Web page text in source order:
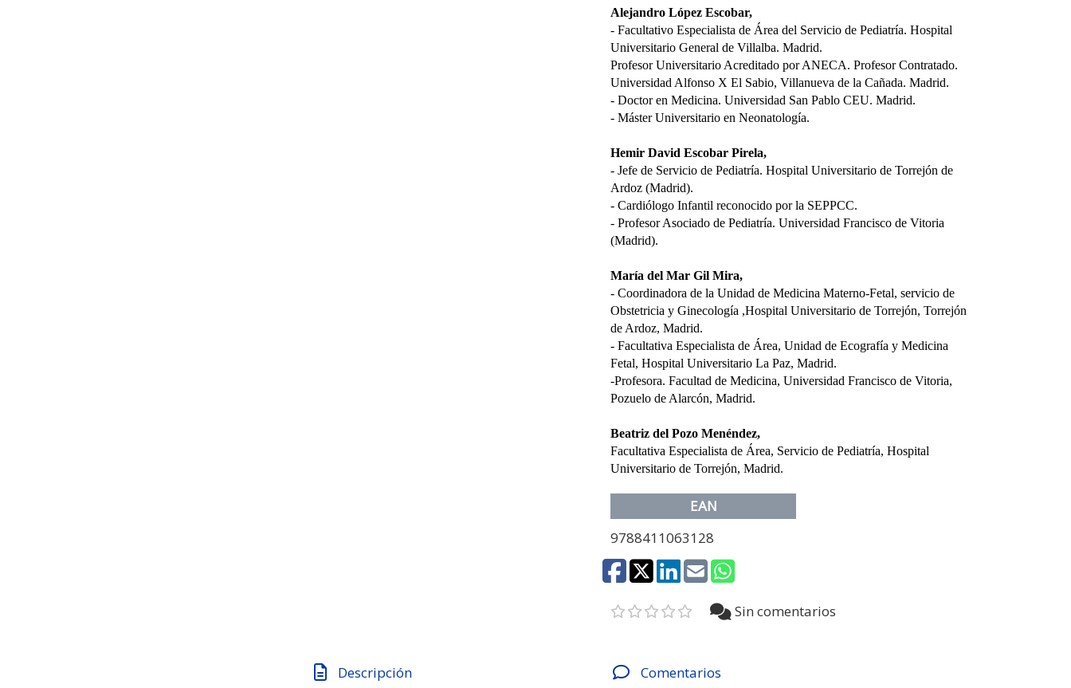
Alejandro López Escobar,
- Facultativo Especialista de Área del Servicio de Pediatría. Hospital
Universitario General de Villalba. Madrid.
Profesor Universitario Acreditado por ANECA. Profesor Contratado.
Universidad Alfonso X El Sabio, Villanueva de la Cañada. Madrid.
- Doctor en Medicina. Universidad San Pablo CEU. Madrid.
- Máster Universitario en Neonatología.
Hemir David Escobar Pirela,
- Jefe de Servicio de Pediatría. Hospital Universitario de Torrejón de
Ardoz (Madrid).
- Cardiólogo Infantil reconocido por la SEPPCC.
- Profesor Asociado de Pediatría. Universidad Francisco de Vitoria
(Madrid).
María del Mar Gil Mira,
- Coordinadora de la Unidad de Medicina Materno-Fetal, servicio de
Obstetricia y Ginecología ,Hospital Universitario de Torrejón, Torrejón
de Ardoz, Madrid.
- Facultativa Especialista de Área, Unidad de Ecografía y Medicina
Fetal, Hospital Universitario La Paz, Madrid.
-Profesora. Facultad de Medicina, Universidad Francisco de Vitoria,
Pozuelo de Alarcón, Madrid.
Beatriz del Pozo Menéndez,
Facultativa Especialista de Área, Servicio de Pediatría, Hospital
Universitario de Torrejón, Madrid.
EAN
9788411063128
Sin comentarios
Descripción Comentarios